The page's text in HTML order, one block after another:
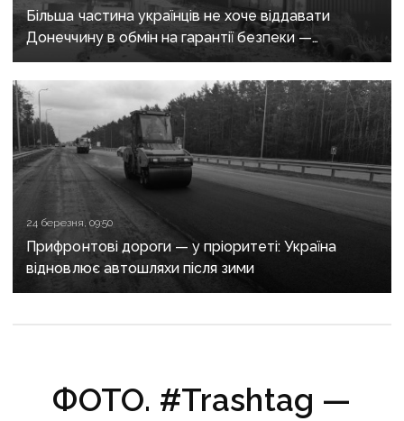
Більша частина українців не хоче віддавати
Донеччину в обмін на гарантії безпеки —
опитування КМІС
24 березня, 09:50
Прифронтові дороги — у пріоритеті: Україна
відновлює автошляхи після зими
ФОТО. #Trashtag —